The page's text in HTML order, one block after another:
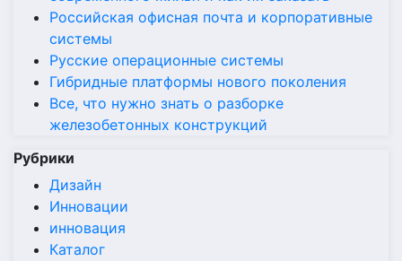
Российская офисная почта и корпоративные
системы
Русские операционные системы
Гибридные платформы нового поколения
Все, что нужно знать о разборке
железобетонных конструкций
Рубрики
Дизайн
Инновации
инновация
Каталог